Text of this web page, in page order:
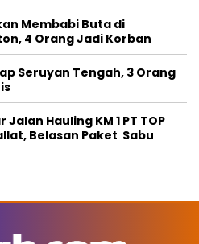
Membabi Buta di
4 Orang Jadi Korban
Seruyan Tengah, 3 Orang
Hauling KM 1 PT TOP
Belasan Paket Sabu